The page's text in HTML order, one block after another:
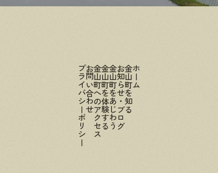
ホーム
金山町を知る
お知らせ・ブログ
金山町をあじわう
金山町を体験する
金山町へのアクセス
お問い合わせ
プライバシーポリシー